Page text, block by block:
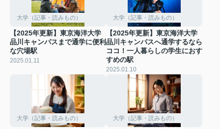
大学（記事・読みもの）
【2025年更新】東京海洋大学
品川キャンパスまで通学に便利
な穴場駅
2025.01.11
大学（記事・読みもの）
【2025年更新】東京海洋大学
品川キャンパスへ通学するなら
ココ！一人暮らしの学生におす
すめの駅
2025.01.10
大学（記事・読みもの） 大学（記事・読みもの）